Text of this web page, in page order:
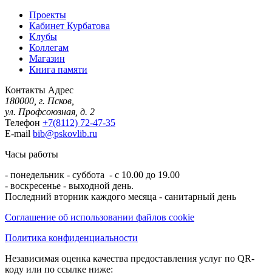
Проекты
Кабинет Курбатова
Клубы
Коллегам
Магазин
Книга памяти
Контакты Адрес
180000, г. Псков,
ул. Профсоюзная, д. 2
Телефон +7(8112) 72-47-35
E-mail bib@pskovlib.ru
Часы работы
- понедельник - суббота - с 10.00 до 19.00
- воскресенье - выходной день.
Последний вторник каждого месяца - санитарный день
Соглашение об использовании файлов cookie
Политика конфиденциальности
Независимая оценка качества предоставления услуг по QR-
коду или по ссылке ниже: